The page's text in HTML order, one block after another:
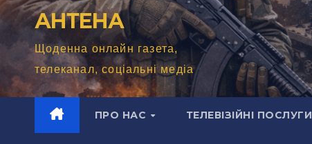
АНТЕНА
Щоденна онлайн газета,
телеканал, соціальні медіа
ПРО НАС ТЕЛЕВІЗІЙНІ ПОСЛУГИ